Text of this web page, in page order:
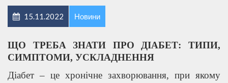
15.11.2022 Новини
ЩО ТРЕБА ЗНАТИ ПРО ДІАБЕТ: ТИПИ,
СИМПТОМИ, УСКЛАДНЕННЯ
Діабет – це хронічне захворювання, при якому